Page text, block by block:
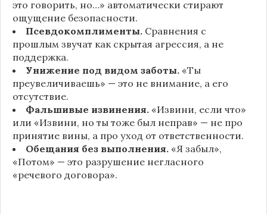
это говорить, но…» автоматически стирают
ощущение безопасности.
Псевдокомплименты. Сравнения с
прошлым звучат как скрытая агрессия, а не
поддержка.
Унижение под видом заботы. «Ты
преувеличиваешь» — это не внимание, а его
отсутствие.
Фальшивые извинения. «Извини, если что»
или «Извини, но ты тоже был неправ» — не про
принятие вины, а про уход от ответственности.
Обещания без выполнения. «Я забыл»,
«Потом» — это разрушение негласного
«речевого договора».